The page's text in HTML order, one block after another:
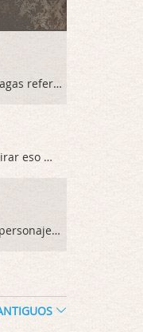
Me encanto que en la reseña hagas referen …
eso …
Pues eso: muertes aburridas y personajes p …
Draghann, las quejas sobre la diversidad s …